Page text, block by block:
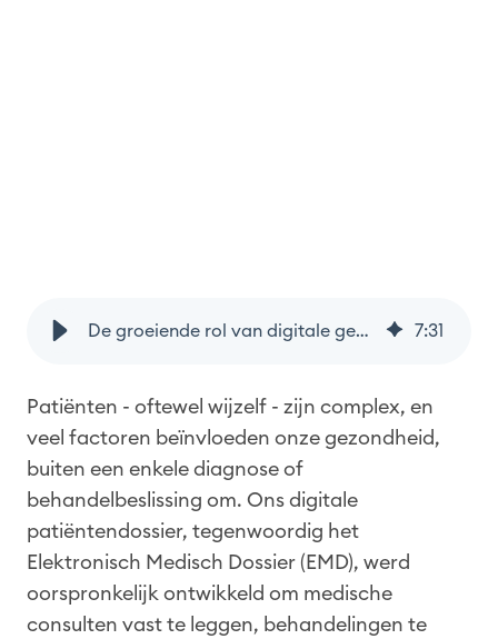
De groeiende rol van digitale gezondheidsdata in het vormgeven van zorguitkomsten 7:31
Patiënten - oftewel wijzelf - zijn complex, en
veel factoren beïnvloeden onze gezondheid,
buiten een enkele diagnose of
behandelbeslissing om. Ons digitale
patiëntendossier, tegenwoordig het
Elektronisch Medisch Dossier (EMD), werd
oorspronkelijk ontwikkeld om medische
consulten vast te leggen, behandelingen te